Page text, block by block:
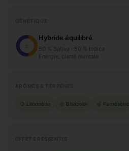
S
Hybride équilibré
50 % Sativa · 50 % Indica
Énergie, clarté mentale
🍋 Limonène 🌼 Bisabolol 🍏 Farnésène